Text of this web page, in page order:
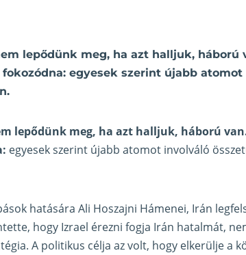
lepődünk meg, ha azt halljuk, háború
egyesek szerint újabb
lepődünk meg, ha azt halljuk, háború
egyesek szerint újabb atomot involváló
hatására Ali Hoszajni Hámenei, Irán
hogy Izrael érezni fogja Irán hatalmát,
A politikus célja az volt, hogy elkerülje a